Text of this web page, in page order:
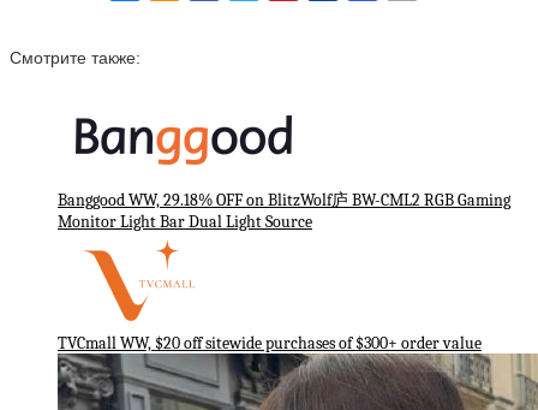
Смотрите также:
Banggood WW, 29.18% OFF on BlitzWolf庐 BW-CML2 RGB Gaming
Monitor Light Bar Dual Light Source
TVCmall WW, $20 off sitewide purchases of $300+ order value